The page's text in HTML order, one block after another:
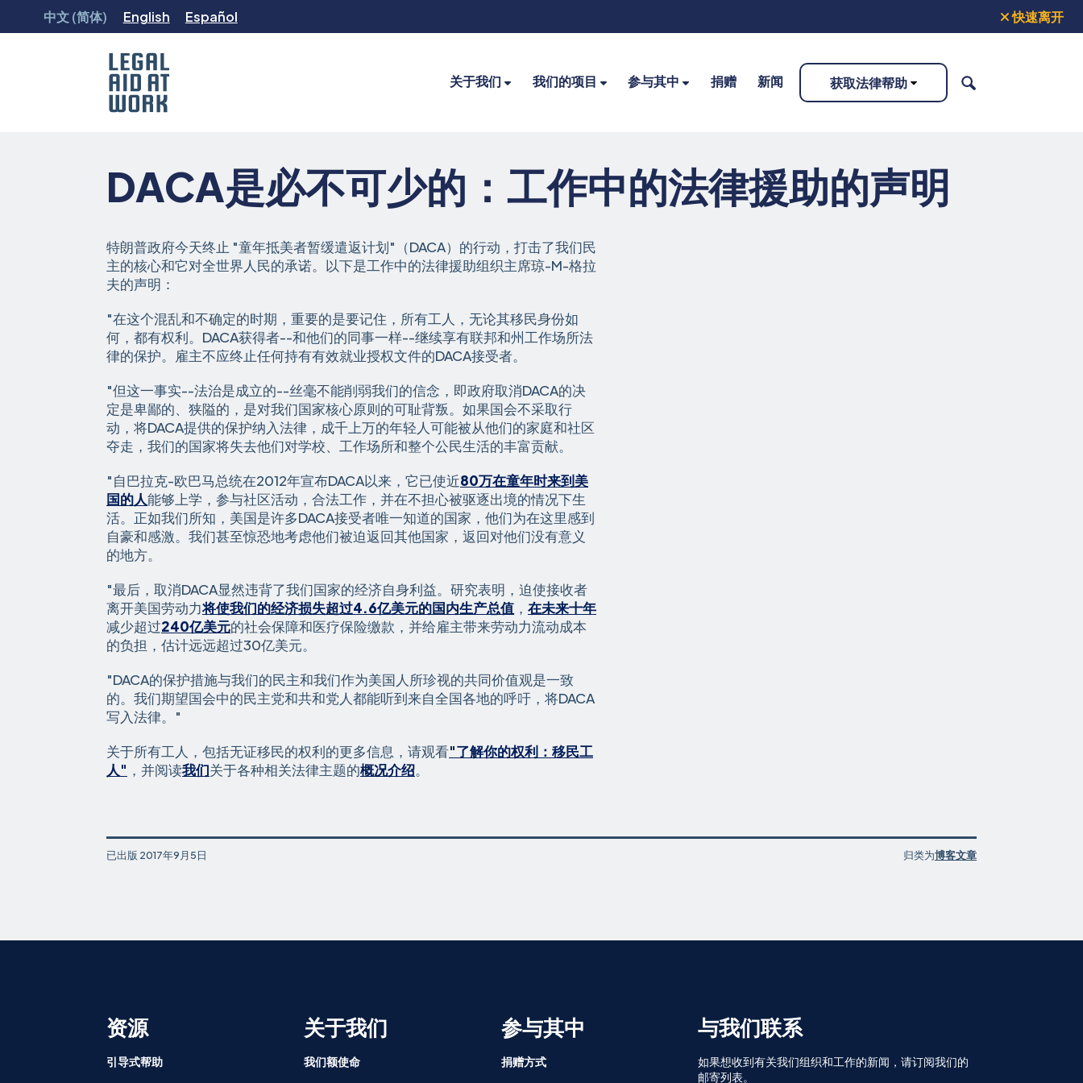
中文 (简体) English Español 快速离开
Work
关于我们 我们的项目 参与其中 捐赠 新闻 获取法律帮助
搜
DACA是必不可少的：工作中的法律援助的声明
特朗普政府今天终止 "童年抵美者暂缓遣返计划"（DACA）的行动，打击了我们民
主的核心和它对全世界人民的承诺。以下是工作中的法律援助组织主席琼-M-格拉
夫的声明：
"在这个混乱和不确定的时期，重要的是要记住，所有工人，无论其移民身份如
何，都有权利。DACA获得者--和他们的同事一样--继续享有联邦和州工作场所法
律的保护。雇主不应终止任何持有有效就业授权文件的DACA接受者。
"但这一事实--法治是成立的--丝毫不能削弱我们的信念，即政府取消DACA的决
定是卑鄙的、狭隘的，是对我们国家核心原则的可耻背叛。如果国会不采取行
动，将DACA提供的保护纳入法律，成千上万的年轻人可能被从他们的家庭和社区
夺走，我们的国家将失去他们对学校、工作场所和整个公民生活的丰富贡献。
"自巴拉克-欧巴马总统在2012年宣布DACA以来，它已使近80万在童年时来到美
国的人能够上学，参与社区活动，合法工作，并在不担心被驱逐出境的情况下生
活。正如我们所知，美国是许多DACA接受者唯一知道的国家，他们为在这里感到
自豪和感激。我们甚至惊恐地考虑他们被迫返回其他国家，返回对他们没有意义
的地方。
"最后，取消DACA显然违背了我们国家的经济自身利益。研究表明，迫使接收者
离开美国劳动力将使我们的经济损失超过4.6亿美元的国内生产总值 ， 在未来十年
减少超过240亿美元的社会保障和医疗保险缴款，并给雇主带来劳动力流动成本
的负担，估计远远超过30亿美元。
"DACA的保护措施与我们的民主和我们作为美国人所珍视的共同价值观是一致
的。我们期望国会中的民主党和共和党人都能听到来自全国各地的呼吁，将DACA
写入法律。"
关于所有工人，包括无证移民的权利的更多信息，请观看"了解你的权利：移民工
人" ，并阅读我们关于各种相关法律主题的概况介绍。
已出版 2017年9月5日 归类为博客文章
资源
引导式帮助
关于我们
我们额使命
参与其中
捐赠方式
与我们联系
如果想收到有关我们组织和工作的新闻，请订阅我们的
邮寄列表。